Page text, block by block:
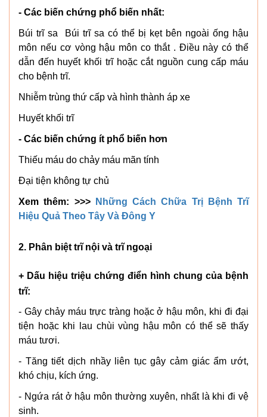
- Các biến chứng phổ biến nhất:
Búi trĩ sa Búi trĩ sa có thể bị kẹt bên ngoài ống hậu
môn nếu cơ vòng hậu môn co thắt . Điều này có thể
dẫn đến huyết khối trĩ hoặc cắt nguồn cung cấp máu
cho bệnh trĩ.
Nhiễm trùng thứ cấp và hình thành áp xe
Huyết khối trĩ
- Các biến chứng ít phổ biến hơn
Thiếu máu do chảy máu mãn tính
Đại tiện không tự chủ
Xem thêm: >>>
Những Cách Chữa Trị Bệnh Trĩ
Hiệu Quả Theo Tây Và Đông Y
2. Phân biệt trĩ nội và trĩ ngoại
+ Dấu hiệu triệu chứng điển hình chung của bệnh
trĩ:
- Gây chảy máu trực tràng hoặc ở hậu môn, khi đi đại
tiện hoặc khi lau chùi vùng hậu môn có thể sẽ thấy
máu tươi.
- Tăng tiết dịch nhầy liên tục gây cảm giác ẩm ướt,
khó chịu, kích ứng.
- Ngứa rát ở hậu môn thường xuyên, nhất là khi đi vệ
sinh.